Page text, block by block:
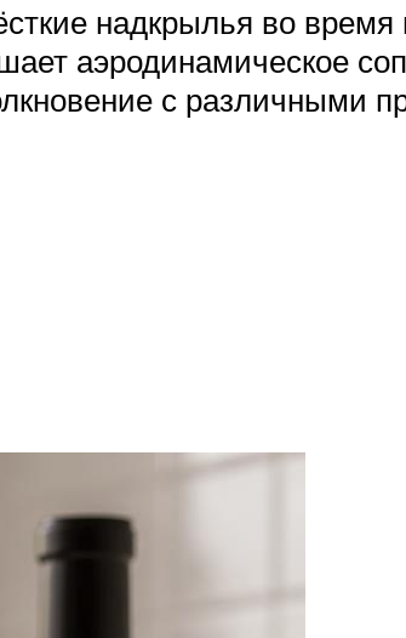
надкрылья во время
аэродинамическое
с различными